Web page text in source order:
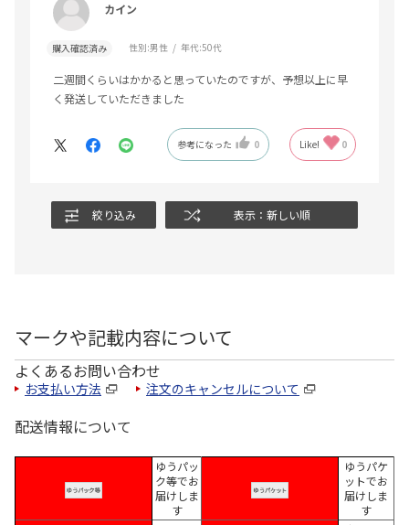
カイン
購入確認済み 性別:男性 年代:50代
二週間くらいはかかると思っていたのですが、予想以上に早
く発送していただきました
参考になった 0 Like! 0
絞り込み 表示：新しい順
マークや記載内容について
よくあるお問い合わせ
お支払い方法 注文のキャンセルについて
配送情報について
ゆうパッ
ク等でお
届けしま
す
ゆうパケ
ットでお
届けしま
す